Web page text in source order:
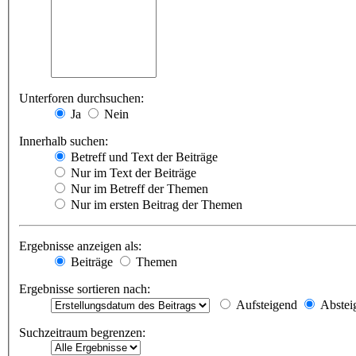
Unterforen durchsuchen:
Ja
Nein
Innerhalb suchen:
Betreff und Text der Beiträge
Nur im Text der Beiträge
Nur im Betreff der Themen
Nur im ersten Beitrag der Themen
Ergebnisse anzeigen als:
Beiträge
Themen
Ergebnisse sortieren nach:
Aufsteigend
Suchzeitraum begrenzen: